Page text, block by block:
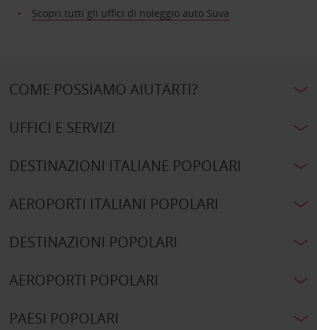
Scopri tutti gli uffici di noleggio auto Suva
COME POSSIAMO AIUTARTI?
UFFICI E SERVIZI
DESTINAZIONI ITALIANE POPOLARI
AEROPORTI ITALIANI POPOLARI
DESTINAZIONI POPOLARI
AEROPORTI POPOLARI
PAESI POPOLARI